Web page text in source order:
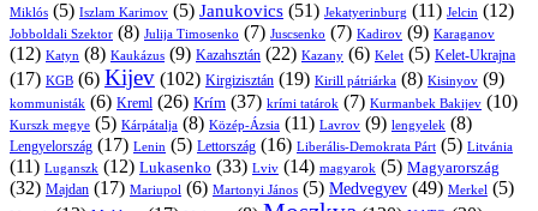
Miklós (5) Iszlam Karimov (5) Janukovics (51) Jekatyerinburg (11) Jelcin (12)
Jobboldali Szektor (8) Julija Timosenko (7) Juscsenko (7) Kadirov (9) Karaganov
(12) Katyn (8) Kaukázus (9) Kazahsztán (22) Kazany (6) Kelet (5) Kelet-Ukrajna
(17) KGB (6) Kijev (102) Kirgizisztán (19) Kirill pátriárka (8) Kisinyov (9)
kommunisták (6) Kreml (26) Krím (37) krími tatárok (7) Kurmanbek Bakijev (10)
Kurszk megye (5) Kárpátalja (8) Közép-Ázsia (11) Lavrov (9) lengyelek (8)
Lengyelország (17) Lenin (5) Lettország (16) Liberális-Demokrata Párt (5) Litvánia
(11) Luganszk (12) Lukasenko (33) Lviv (14) magyarok (5) Magyarország
(32) Majdan (17) Mariupol (6) Martonyi János (5) Medvegyev (49) Merkel (5)